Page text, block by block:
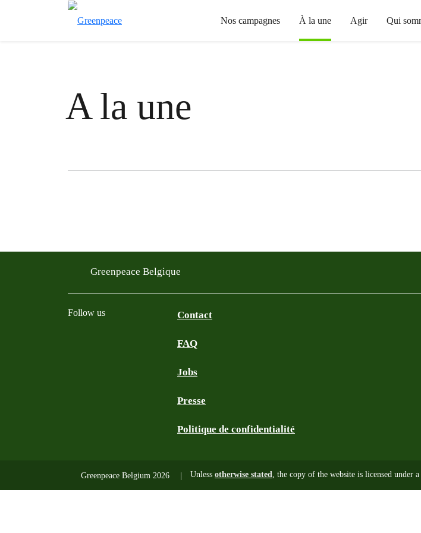
Nos campagnes À la une Agir Qui
A la une
Filtered results
Greenpeace Belgique
Follow us Contact
FAQ
Jobs
Presse
Politique de confidentialité
Greenpeace Belgium 2026 Unless otherwise stated, the copy of the website is licensed under a